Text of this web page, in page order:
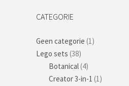
CATEGORIE
Geen categorie (1)
Lego sets (38)
Botanical(4)
Creator 3-in-1 (1)